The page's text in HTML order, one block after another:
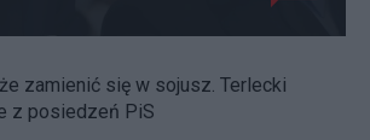
zamienić się w sojusz. Terlecki
z posiedzeń PiS